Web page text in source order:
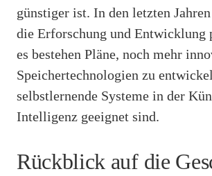
günstiger ist. In den letzten
die Erforschung und Entwicklung
es bestehen Pläne, noch mehr
Speichertechnologien zu
selbstlernende Systeme in der
Intelligenz geeignet sind.
Rückblick auf die